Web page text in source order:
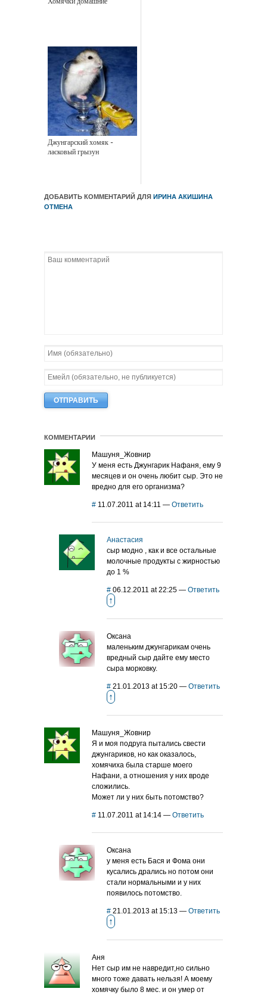
Джунгарский хомяк -
ласковый грызун
ДОБАВИТЬ КОММЕНТАРИЙ ДЛЯ ИРИНА АКИШИНА
ОТМЕНА
КОММЕНТАРИИ
Машуня_Жовнир
У меня есть Джунгарик Нафаня, ему 9
месяцев и он очень любит сыр. Это не
вредно для его организма?
# 11.07.2011 at 14:11 — Ответить
Анастасия
сыр модно , как и все остальные
молочные продукты с жирностью
до 1 %
# 06.12.2011 at 22:25 — Ответить
↑
Оксана
маленьким джунгарикам очень
вредный сыр дайте ему место
сыра морковку.
# 21.01.2013 at 15:20 — Ответить
↑
Машуня_Жовнир
Я и моя подруга пытались свести
джунгариков, но как оказалось,
хомячиха была старше моего
Нафани, а отношения у них вроде
сложились.
Может ли у них быть потомство?
# 11.07.2011 at 14:14 — Ответить
Оксана
у меня есть Бася и Фома они
кусались дрались но потом они
стали нормальными и у них
появилось потомство.
# 21.01.2013 at 15:13 — Ответить
↑
Аня
Нет сыр им не навредит,но сильно
много тоже давать нельзя! А моему
хомячку было 8 мес. и он умер от